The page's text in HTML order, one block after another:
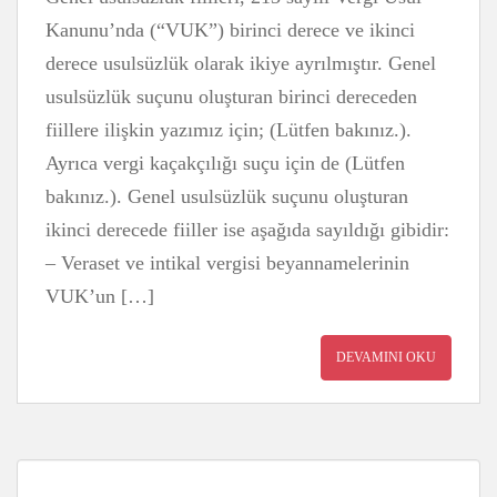
Kanunu’nda (“VUK”) birinci derece ve ikinci
derece usulsüzlük olarak ikiye ayrılmıştır. Genel
usulsüzlük suçunu oluşturan birinci dereceden
fiillere ilişkin yazımız için; (Lütfen bakınız.).
Ayrıca vergi kaçakçılığı suçu için de (Lütfen
bakınız.). Genel usulsüzlük suçunu oluşturan
ikinci derecede fiiller ise aşağıda sayıldığı gibidir:
– Veraset ve intikal vergisi beyannamelerinin
VUK’un […]
DEVAMINI OKU